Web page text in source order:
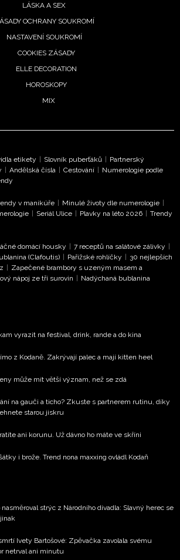
ODESLAT
souhlasíte sObchodními
BurdaMedia Extra s.r.o.
- BurdaMedia Extra s.r.o. bude s
zejména k organizaci a
a zasílání novinek.
i další zajímavé a exkluzivní
k tomuto účelu podle
LÁSKA A SEX
OCHRANY SOUKROMÍ
NASTAVENÍ SOUKROMÍ
COOKIES ZÁSADY
ELLE DECORATION
HOROSKOPY
MIX
etikety | Slovník puberťáků | Partnerský
| Andělská čísla | Cestování | Numerologie podle
v manikúře | Minulé životy dle numerologie |
| Seriál Ulice | Plavky na léto 2026 | Trendy
domácí housky | 7 receptů na salátové zálivky |
(Clafoutis) | Pařížské rohlíčky | 30 nejlepších
| Zapečené brambory s uzeným masem a
nápoj ze tří surovin | Nadýchaná bublanina
vyrazit na festival, drink, rande a do kina
z Kodaně. Zakrývají palec a mají kitten heel
může mít větší význam, než se zdá
na gauči a ticho? Zkuste s partnerem rutinu, díky
starou jiskru
ani korunu. Už dávno ho máte ve skříni
i brože. Trend nona maxxing ovládl Kodaň
strýc z Národního divadla: Slavný herec se
Ivety Bartošové: Zpěvačka zavolala svému
netrval ani minutu